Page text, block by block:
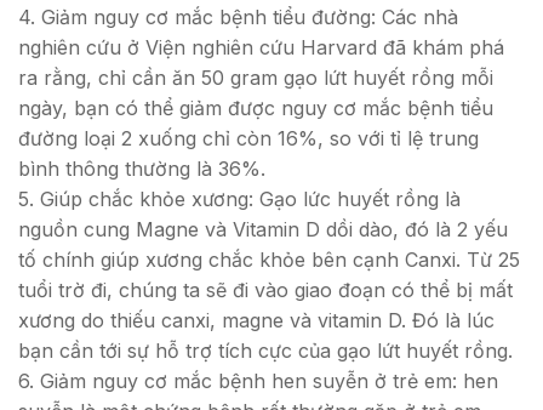
4. Giảm nguy cơ mắc bệnh tiểu đường: Các nhà
nghiên cứu ở Viện nghiên cứu Harvard đã khám phá
ra rằng, chỉ cần ăn 50 gram gạo lứt huyết rồng mỗi
ngày, bạn có thể giảm được nguy cơ mắc bệnh tiểu
đường loại 2 xuống chỉ còn 16%, so với tỉ lệ trung
bình thông thường là 36%.
5. Giúp chắc khỏe xương: Gạo lức huyết rồng là
nguồn cung Magne và Vitamin D dồi dào, đó là 2 yếu
tố chính giúp xương chắc khỏe bên cạnh Canxi. Từ 25
tuổi trờ đi, chúng ta sẽ đi vào giao đoạn có thể bị mất
xương do thiếu canxi, magne và vitamin D. Đó là lúc
bạn cần tới sự hỗ trợ tích cực của gạo lứt huyết rồng.
6. Giảm nguy cơ mắc bệnh hen suyễn ở trẻ em: hen